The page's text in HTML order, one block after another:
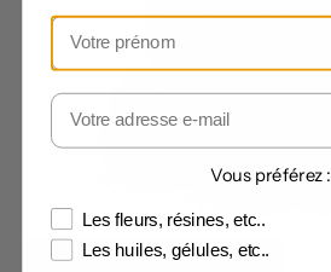
Code -5% :CANNABISTE5
Vous préférez :
Les fleurs, résines, etc..
Les huiles, gélules, etc..